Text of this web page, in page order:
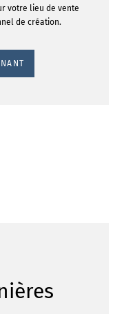
votre lieu de vente
de création.